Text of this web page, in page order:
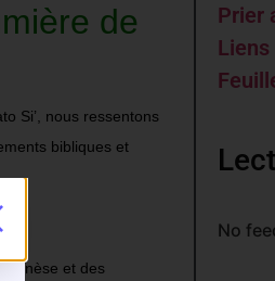
de
Si’, nous ressentons
bibliques et
Genèse et des
Prier
No